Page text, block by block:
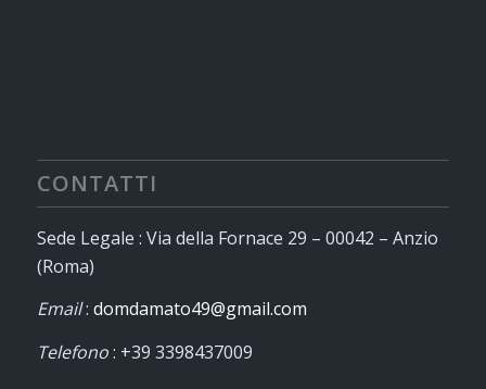
CONTATTI
Sede Legale : Via della Fornace 29 – 00042 – Anzio
(Roma)
Email: domdamato49@gmail.com
Telefono: +39 3398437009